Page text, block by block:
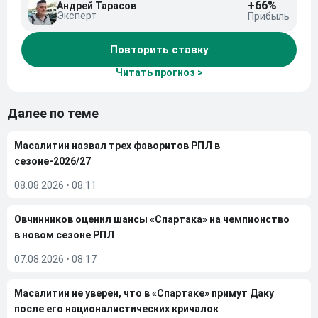
Андрей Тарасов
Эксперт
+66%
Прибыль
Повторить ставку
Читать прогноз >
Далее по теме
Масалитин назвал трех фаворитов РПЛ в
сезоне-2026/27
08.08.2026 • 08:11
Овчинников оценил шансы «Спартака» на чемпионство
в новом сезоне РПЛ
07.08.2026 • 08:17
Масалитин не уверен, что в «Спартаке» примут Даку
после его националистических кричалок